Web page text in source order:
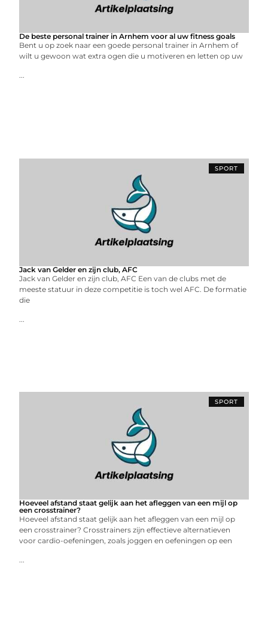
De beste personal trainer in Arnhem voor al uw fitness goals
Bent u op zoek naar een goede personal trainer in Arnhem of
wilt u gewoon wat extra ogen die u motiveren en letten op uw
...
SPORT
Jack van Gelder en zijn club, AFC
Jack van Gelder en zijn club, AFC Een van de clubs met de
meeste statuur in deze competitie is toch wel AFC. De formatie
die
...
SPORT
Hoeveel afstand staat gelijk aan het afleggen van een mijl op
een crosstrainer?
Hoeveel afstand staat gelijk aan het afleggen van een mijl op
een crosstrainer? Crosstrainers zijn effectieve alternatieven
voor cardio-oefeningen, zoals joggen en oefeningen op een
...